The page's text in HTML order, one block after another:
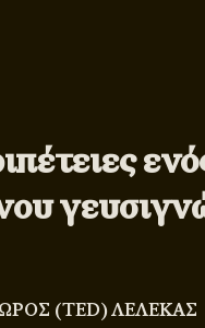
(TED) ΛΕΛΕΚΑΣ